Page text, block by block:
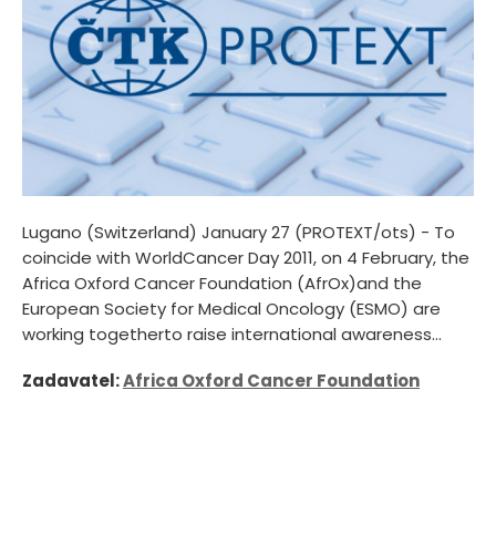
Lugano (Switzerland) January 27 (PROTEXT/ots) - To
coincide with WorldCancer Day 2011, on 4 February, the
Africa Oxford Cancer Foundation (AfrOx)and the
European Society for Medical Oncology (ESMO) are
working togetherto raise international awareness...
Zadavatel:Africa Oxford Cancer Foundation